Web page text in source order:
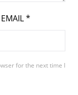
EMAIL*
for the next time I